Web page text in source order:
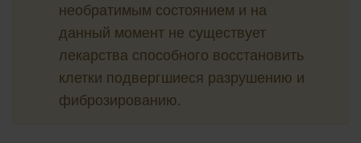
необратимым состоянием и на
данный момент не существует
лекарства способного восстановить
клетки подвергшиеся разрушению и
фиброзированию.